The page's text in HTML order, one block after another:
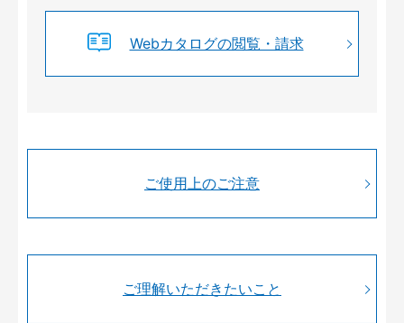
Webカタログの閲覧・請求
ご使用上のご注意
ご理解いただきたいこと